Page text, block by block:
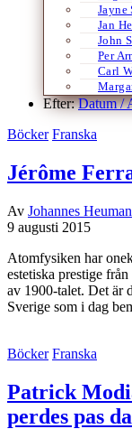
Jayne
Jan
John
Per
Carl
Efter:Datum /
Böcker Franska
Jérôme
Av Johannes Heuman
9 augusti 2015
Atomfysiken har
estetiska prestige
av 1900-talet. Det är
Sverige som i dag
Böcker Franska
Patrick
perdes pas